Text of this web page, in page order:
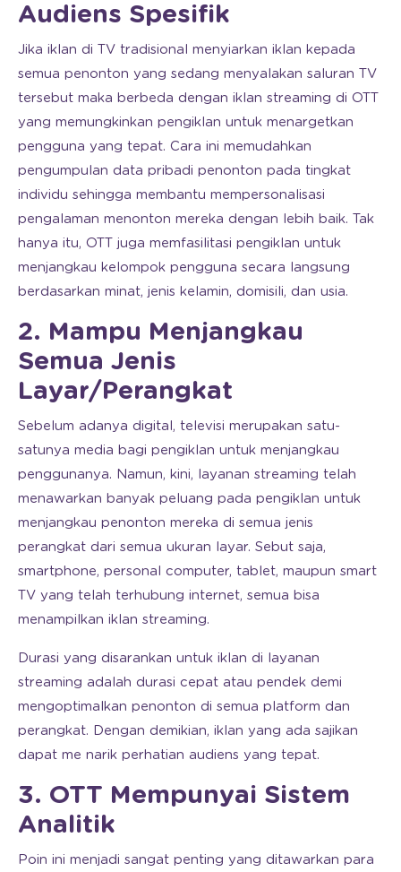
Audiens Spesifik
Jika iklan di TV tradisional menyiarkan iklan kepada
semua penonton yang sedang menyalakan saluran TV
tersebut maka berbeda dengan iklan streaming di OTT
yang memungkinkan pengiklan untuk menargetkan
pengguna yang tepat. Cara ini memudahkan
pengumpulan data pribadi penonton pada tingkat
individu sehingga membantu mempersonalisasi
pengalaman menonton mereka dengan lebih baik. Tak
hanya itu, OTT juga memfasilitasi pengiklan untuk
menjangkau kelompok pengguna secara langsung
berdasarkan minat, jenis kelamin, domisili, dan usia.
2. Mampu Menjangkau
Semua Jenis
Layar/Perangkat
Sebelum adanya digital, televisi merupakan satu-
satunya media bagi pengiklan untuk menjangkau
penggunanya. Namun, kini, layanan streaming telah
menawarkan banyak peluang pada pengiklan untuk
menjangkau penonton mereka di semua jenis
perangkat dari semua ukuran layar. Sebut saja,
smartphone, personal computer, tablet, maupun smart
TV yang telah terhubung internet, semua bisa
menampilkan iklan streaming.
Durasi yang disarankan untuk iklan di layanan
streaming adalah durasi cepat atau pendek demi
mengoptimalkan penonton di semua platform dan
perangkat. Dengan demikian, iklan yang ada sajikan
dapat me narik perhatian audiens yang tepat.
3. OTT Mempunyai Sistem
Analitik
Poin ini menjadi sangat penting yang ditawarkan para